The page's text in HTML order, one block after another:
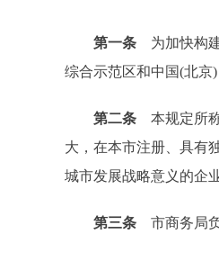
第一条 为加快构
综合示范区和中国(北京
第二条 本规定所
大，在本市注册、具有
城市发展战略意义的企业
第三条 市商务局